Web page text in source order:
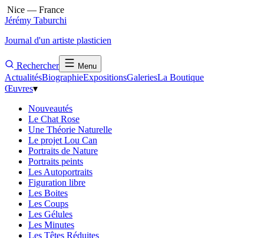
Nice — France
Jérémy Taburchi
Journal d'un artiste plasticien
Rechercher Menu
ActualitésBiographieExpositionsGaleriesLa Boutique
Œuvres▾
Nouveautés
Le Chat Rose
Une Théorie Naturelle
Le projet Lou Can
Portraits de Nature
Portraits peints
Les Autoportraits
Figuration libre
Les Boites
Les Coups
Les Gélules
Les Minutes
Les Têtes Réduites